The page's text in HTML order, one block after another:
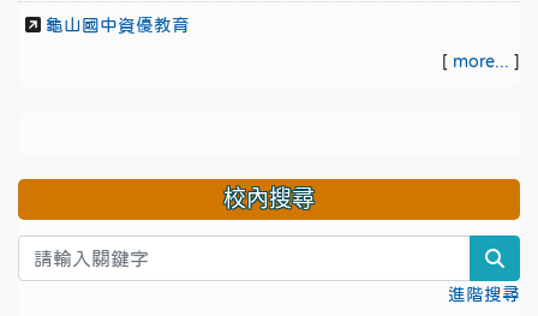
龜山國中資優教育
[ more... ]
校內搜尋
進階搜尋